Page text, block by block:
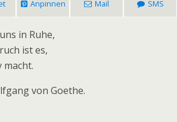
Anpinnen Mail SMS
in Ruhe,
ist es,
von Goethe.